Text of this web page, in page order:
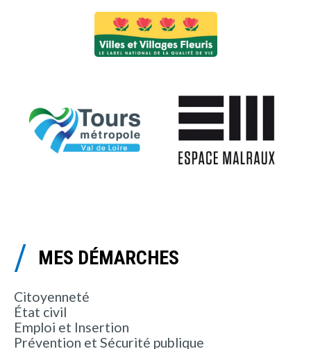
MES DÉMARCHES
Citoyenneté
État civil
Emploi et Insertion
Prévention et Sécurité publique